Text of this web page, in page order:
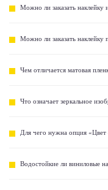
Можно ли заказать наклейку
Можно ли заказать
Чем отличается матовая
Что означает зеркальное
Для чего нужна опция «Цвет
Водостойкие ли виниловые